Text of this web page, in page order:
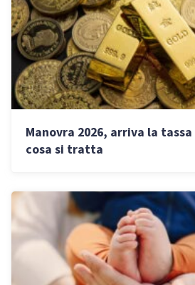
Manovra 2026, arriva la tassa
cosa si tratta